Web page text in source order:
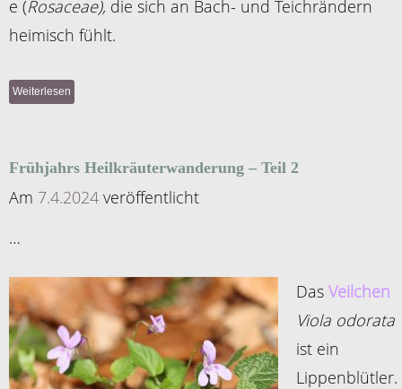
e (Rosaceae), die sich an Bach- und Teichrändern
heimisch fühlt.
Weiterlesen
Frühjahrs Heilkräuterwanderung – Teil 2
Am 7.4.2024 veröffentlicht
…
Das Veilchen
Viola odorata
ist ein
Lippenblütler.